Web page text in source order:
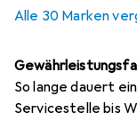
Alle 30 Marken
So lange dauert
Servicestelle bis